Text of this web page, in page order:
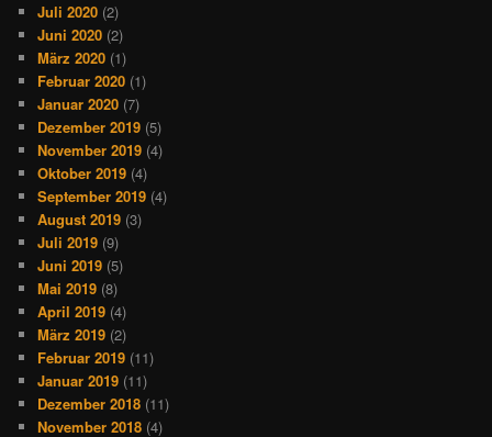
Juli 2020 (2)
Juni 2020 (2)
März 2020 (1)
Februar 2020 (1)
Januar 2020 (7)
Dezember 2019 (5)
November 2019 (4)
Oktober 2019 (4)
September 2019 (4)
August 2019 (3)
Juli 2019 (9)
Juni 2019 (5)
Mai 2019 (8)
April 2019 (4)
März 2019 (2)
Februar 2019 (11)
Januar 2019 (11)
Dezember 2018 (11)
November 2018 (4)